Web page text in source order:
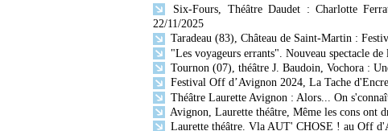
Six-Fours, Théâtre Daudet : Charlotte
22/11/2025
Taradeau (83), Château de Saint-Martin :
"Les voyageurs errants". Nouveau spectacle
Tournon (07), théâtre J. Baudoin, Vochora :
Festival Off d’Avignon 2024, La Tache
Théâtre Laurette Avignon : Alors... On
Avignon, Laurette théâtre, Même les cons ont
Laurette théâtre. Vla AUT' CHOSE ! au Off